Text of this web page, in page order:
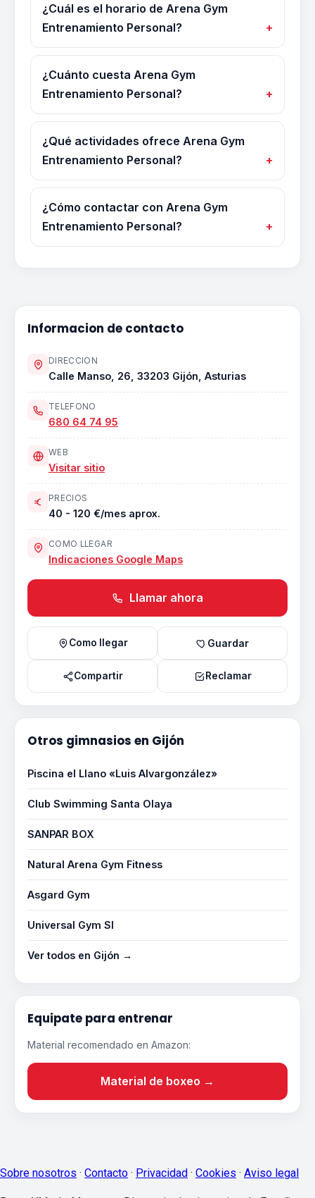
¿Cuál es el horario de Arena Gym
Entrenamiento Personal?
¿Cuánto cuesta Arena Gym
Entrenamiento Personal?
¿Qué actividades ofrece Arena Gym
Entrenamiento Personal?
¿Cómo contactar con Arena Gym
Entrenamiento Personal?
Informacion de contacto
DIRECCION
Calle Manso, 26, 33203 Gijón, Asturias
TELEFONO
680 64 74 95
WEB
Visitar sitio
PRECIOS
40 - 120 €/mes aprox.
COMO LLEGAR
Indicaciones Google Maps
Llamar ahora
Como llegar Guardar
Compartir Reclamar
Otros gimnasios en Gijón
Piscina el Llano «Luis Alvargonzález»
Club Swimming Santa Olaya
SANPAR BOX
Natural Arena Gym Fitness
Asgard Gym
Universal Gym Sl
Ver todos en Gijón →
Equipate para entrenar
Material recomendado en Amazon:
Material de boxeo →
Sobre nosotros · Contacto · Privacidad · Cookies · Aviso legal